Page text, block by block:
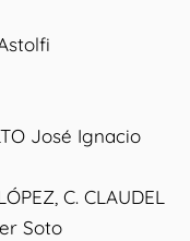
José Ignacio
C. CLAUDEL
Soto